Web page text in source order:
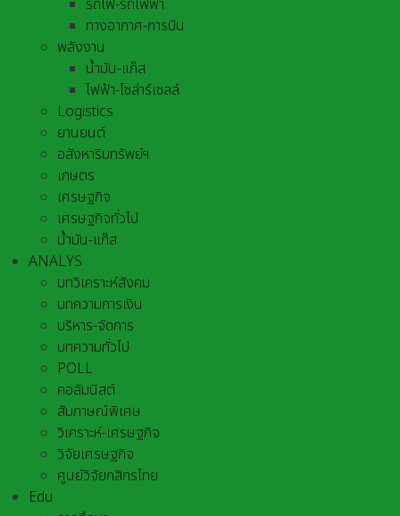
รถไฟ-รถไฟฟ้า
ทางอากาศ-การบิน
พลังงาน
น้ำมัน-แก๊ส
ไฟฟ้า-โซล่าร์เซลล์
Logistics
ยานยนต์
อสังหาริมทรัพย์ฯ
เกษตร
เศรษฐกิจ
เศรษฐกิจทั่วไป
น้ำมัน-แก๊ส
ANALYS
บทวิเคราะห์สังคม
บทความการเงิน
บริหาร-จัดการ
บทความทั่วไป
POLL
คอลัมนิสต์
สัมภาษณ์พิเศษ
วิเคราะห์-เศรษฐกิจ
วิจัยเศรษฐกิจ
ศูนย์วิจัยกสิกรไทย
Edu